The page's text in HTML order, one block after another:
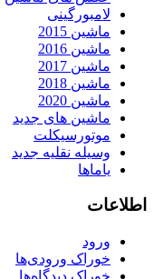
لامبورگینی
ماشین 2015
ماشین 2016
ماشین 2017
ماشین 2018
ماشین 2020
ماشین های جدید
موتورسیکلت
وسیله نقلیه جدید
یاماها
اطلاعات
ورود
خوراک ورودی‌ها
خوراک دیدگاه‌ها